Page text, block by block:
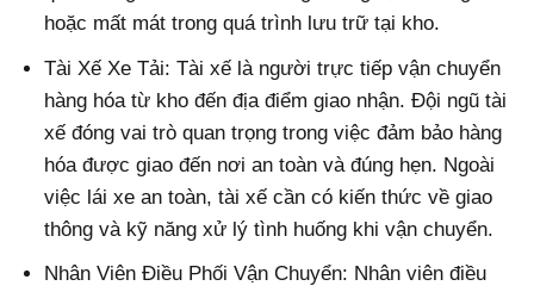
hoặc mất mát trong quá trình lưu trữ tại kho.
Tài Xế Xe Tải: Tài xế là người trực tiếp vận chuyển
hàng hóa từ kho đến địa điểm giao nhận. Đội ngũ tài
xế đóng vai trò quan trọng trong việc đảm bảo hàng
hóa được giao đến nơi an toàn và đúng hẹn. Ngoài
việc lái xe an toàn, tài xế cần có kiến thức về giao
thông và kỹ năng xử lý tình huống khi vận chuyển.
Nhân Viên Điều Phối Vận Chuyển: Nhân viên điều